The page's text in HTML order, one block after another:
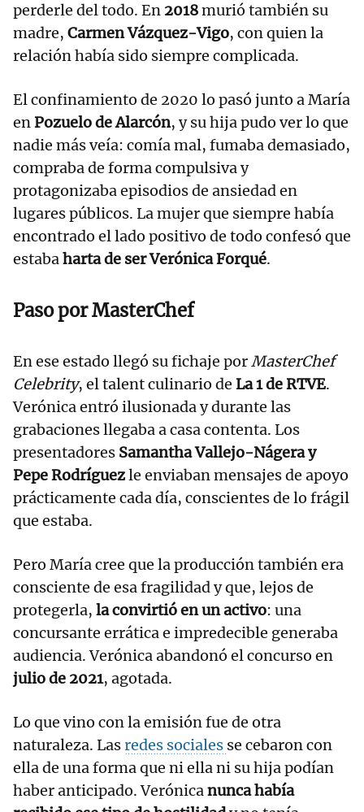
perderle del todo. En 2018murió también su
madre, Carmen Vázquez-Vigo, con quien la
relación había sido siempre complicada.
El confinamiento de 2020 lo pasó junto a María
enPozuelo de Alarcón, y su hija pudo ver lo que
nadie más veía: comía mal, fumaba demasiado,
compraba de forma compulsiva y
protagonizaba episodios de ansiedad en
lugares públicos. La mujer que siempre había
encontrado el lado positivo de todo confesó que
estabaharta de ser Verónica Forqué.
Paso por MasterChef
En ese estado llegó su fichaje porMasterChef
Celebrity, el talent culinario de La 1 de RTVE.
Verónica entró ilusionada y durante las
grabaciones llegaba a casa contenta. Los
presentadores Samantha Vallejo-Nágera y
Pepe Rodríguezle enviaban mensajes de apoyo
prácticamente cada día, conscientes de lo frágil
que estaba.
Pero María cree que la producción también era
consciente de esa fragilidad y que, lejos de
protegerla, la convirtió en un activo: una
concursante errática e impredecible generaba
audiencia. Verónica abandonó el concurso en
julio de 2021, agotada.
Lo que vino con la emisión fue de otra
naturaleza. Lasredes sociales se cebaron con
ella de una forma que ni ella ni su hija podían
haber anticipado. Verónicanunca había